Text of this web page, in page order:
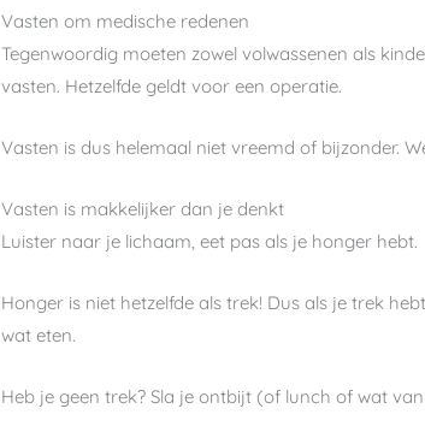
Vasten om medische redenen
Tegenwoordig moeten zowel volwassenen als
vasten. Hetzelfde geldt voor een operatie.
Vasten is dus helemaal niet vreemd of bijzonder.
Vasten is makkelijker dan je denkt
Luister naar je lichaam, eet pas als je honger hebt.
Honger is niet hetzelfde als trek! Dus als je trek
wat eten.
Heb je geen trek? Sla je ontbijt (of lunch of wat